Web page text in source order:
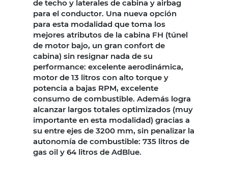
de techo y laterales de cabina y airbag
para el conductor. Una nueva opción
para esta modalidad que toma los
mejores atributos de la cabina FH (túnel
de motor bajo, un gran confort de
cabina) sin resignar nada de su
performance: excelente aerodinámica,
motor de 13 litros con alto torque y
potencia a bajas RPM, excelente
consumo de combustible. Además logra
alcanzar largos totales optimizados (muy
importante en esta modalidad) gracias a
su entre ejes de 3200 mm, sin penalizar la
autonomía de combustible: 735 litros de
gas oil y 64 litros de AdBlue.